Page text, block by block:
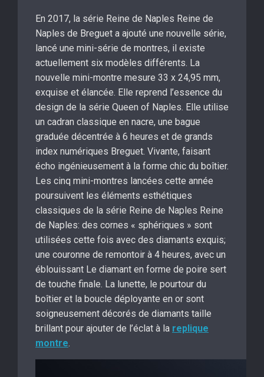
En 2017, la série Reine de Naples Reine de
Naples de Breguet a ajouté une nouvelle série,
lancé une mini-série de montres, il existe
actuellement six modèles différents. La
nouvelle mini-montre mesure 33 x 24,95 mm,
exquise et élancée. Elle reprend l’essence du
design de la série Queen of Naples. Elle utilise
un cadran classique en nacre, une bague
graduée décentrée à 6 heures et de grands
index numériques Breguet. Vivante, faisant
écho ingénieusement à la forme chic du boîtier.
Les cinq mini-montres lancées cette année
poursuivent les éléments esthétiques
classiques de la série Reine de Naples Reine
de Naples: des cornes « sphériques » sont
utilisées cette fois avec des diamants exquis;
une couronne de remontoir à 4 heures, avec un
éblouissant Le diamant en forme de poire sert
de touche finale. La lunette, le pourtour du
boîtier et la boucle déployante en or sont
soigneusement décorés de diamants taille
brillant pour ajouter de l’éclat à la replique
montre.